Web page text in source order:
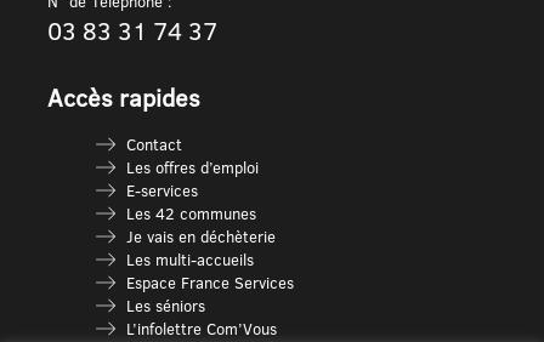
03 83 31 74 37
Accès rapides
Contact
Les offres d’emploi
E-services
Les 42 communes
Je vais en déchèterie
Les multi-accueils
Espace France Services
Les séniors
L’infolettre Com’Vous